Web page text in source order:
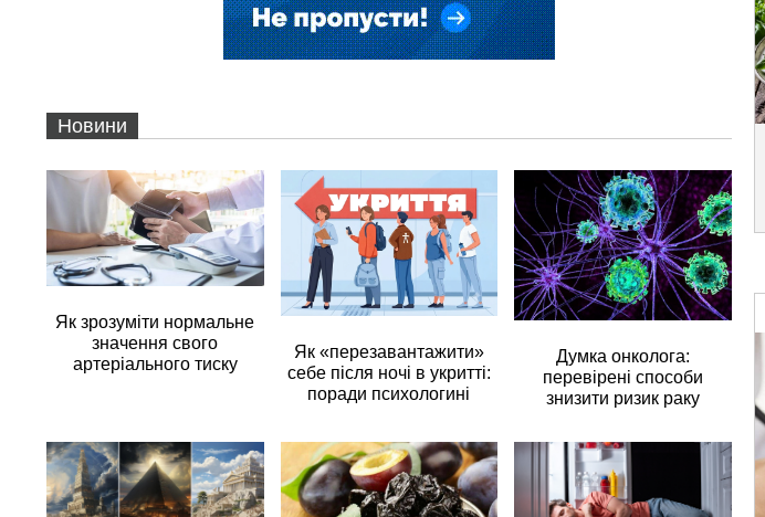
Новини
Як зрозуміти нормальне
значення свого
артеріального тиску
Як «перезавантажити»
себе після ночі в укритті:
поради психологині
Думка онколога:
перевірені способи
знизити ризик раку